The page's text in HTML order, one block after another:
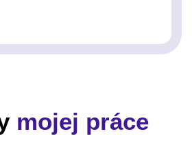
mojej práce